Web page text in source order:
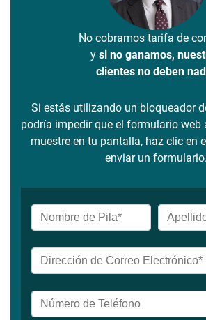
No cobramos tarifa de
y si no ganamos,
clientes no deben
Si estás utilizando un bloqueador
podría impedir que el formulario web
muestre en tu pantalla, haz clic en
enviar un formulario.